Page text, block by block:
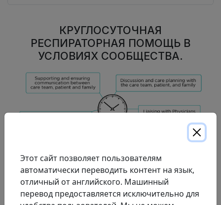
КРУГЛОСУТОЧНАЯ
РЕСПИРАТОРНАЯ ПОМОЩЬ В
УСЛОВИЯХ СООБЩЕСТВА.
ПЕРЕД ВЫПИСКОЙ
В сотрудничестве с больницей, специалист по
респираторной терапии на дому:
Этот сайт позволяет пользователям
автоматически переводить контент на язык,
отличный от английского. Машинный
перевод предоставляется исключительно для